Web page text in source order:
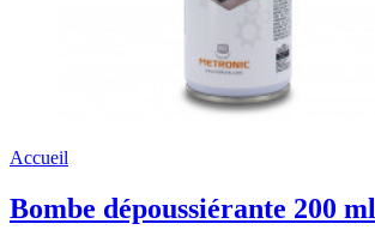
Accueil
Bombe dépoussiérante 200 ml